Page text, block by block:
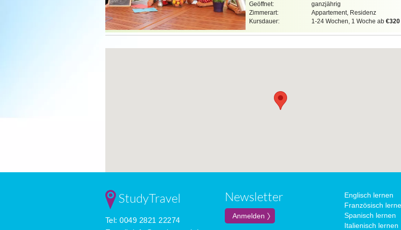
Geöffnet:
ganzjährig
Zimmerart:
Appartement, Residenz
Kursdauer:
1-24 Wochen, 1 Woche ab €320
StudyTravel
Tel: 0049 2821 22274
Newsletter
Englisch lernen
Französisch
Spanisch lernen
Italienisch lernen